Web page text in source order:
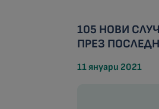
105 НОВИ
ПРЕЗ
11 януари 2021